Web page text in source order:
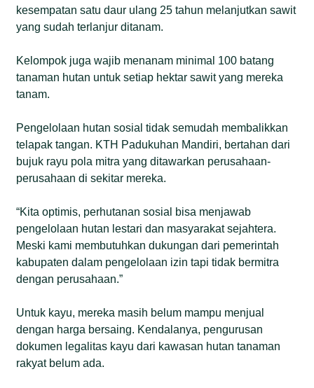
kesempatan satu daur ulang 25 tahun melanjutkan sawit
yang sudah terlanjur ditanam.
Kelompok juga wajib menanam minimal 100 batang
tanaman hutan untuk setiap hektar sawit yang mereka
tanam.
Pengelolaan hutan sosial tidak semudah membalikkan
telapak tangan. KTH Padukuhan Mandiri, bertahan dari
bujuk rayu pola mitra yang ditawarkan perusahaan-
perusahaan di sekitar mereka.
“Kita optimis, perhutanan sosial bisa menjawab
pengelolaan hutan lestari dan masyarakat sejahtera.
Meski kami membutuhkan dukungan dari pemerintah
kabupaten dalam pengelolaan izin tapi tidak bermitra
dengan perusahaan.”
Untuk kayu, mereka masih belum mampu menjual
dengan harga bersaing. Kendalanya, pengurusan
dokumen legalitas kayu dari kawasan hutan tanaman
rakyat belum ada.